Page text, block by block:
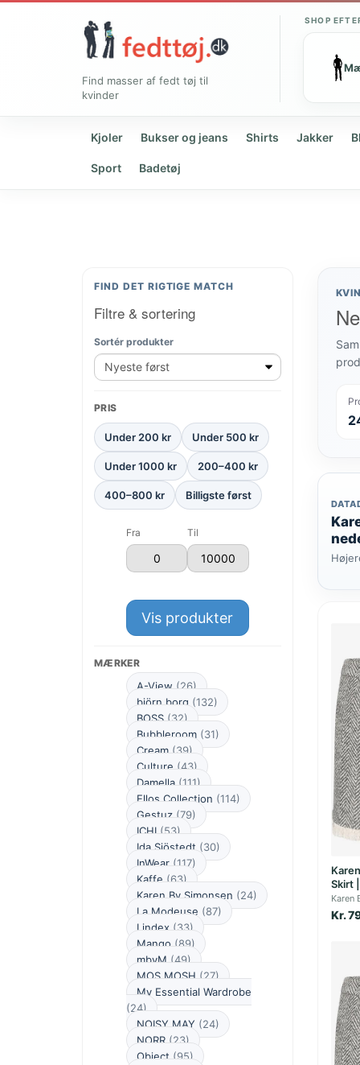
Find masser af fedt tøj til
kvinder
SHOP
Kjoler Bukser og jeans Shirts Jakker
Sport Badetøj
FIND DET RIGTIGE MATCH
Filtre & sortering
Sortér produkter
PRIS
Under 200 kr Under 500 kr
Under 1000 kr 200–400 kr
400–800 kr Billigste først
Fra Til
Vis produkter
MÆRKER
A-View (26)
björn borg (132)
BOSS (32)
Bubbleroom (31)
Cream (39)
Culture (43)
Damella (111)
Ellos Collection (114)
Gestuz (79)
ICHI (53)
Ida Sjöstedt (30)
InWear (117)
Kaffe (63)
Karen By Simonsen (24)
La Modeuse (87)
Lindex (33)
Mango (89)
mbyM (49)
MOS MOSH (27)
My Essential Wardrobe
(24)
NOISY MAY (24)
NORR (23)
Object (95)
Skirt
Karen
Kr.